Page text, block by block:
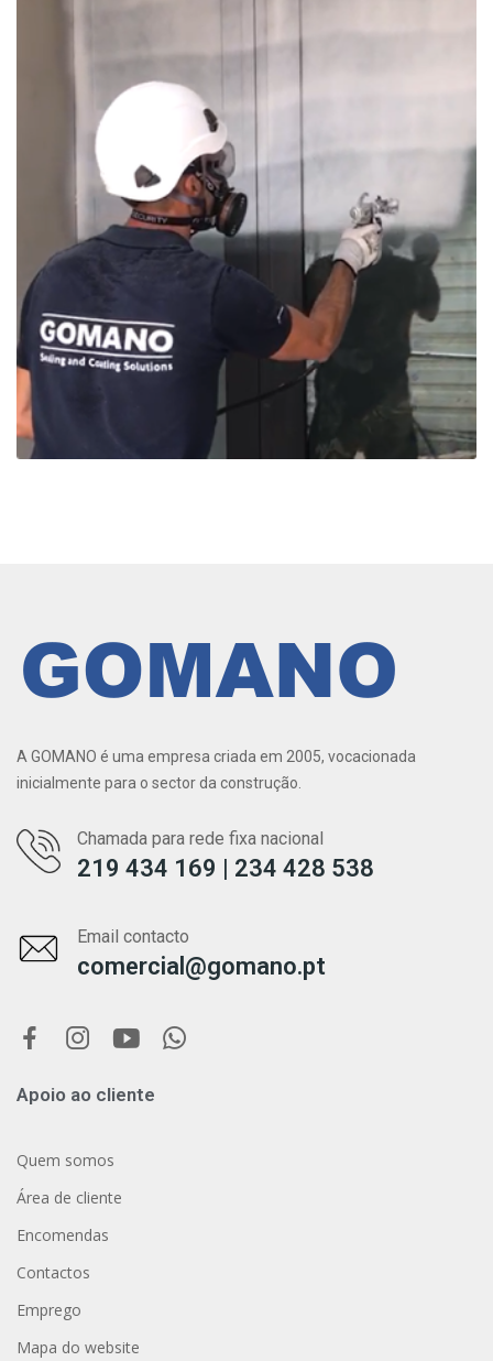
A GOMANO é uma empresa criada em 2005, vocacionada
inicialmente para o sector da construção.
Chamada para rede fixa nacional
219 434 169 | 234 428 538
Email contacto
comercial@gomano.pt
Apoio ao cliente
Quem somos
Área de cliente
Encomendas
Contactos
Emprego
Mapa do website